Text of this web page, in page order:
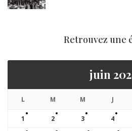
Retrouvez une
juin
L M M J
1 2 3 4